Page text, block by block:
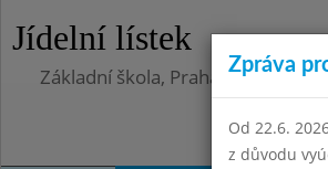
Jídelní lístek
Základní škola, Praha 4, Na Líše
Zpráva
Od 22.6.
z důvodu